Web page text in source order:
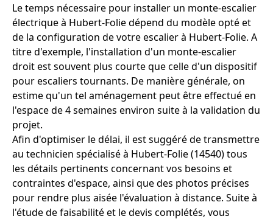
Le temps nécessaire pour installer un monte-escalier
électrique à Hubert-Folie dépend du modèle opté et
de la configuration de votre escalier à Hubert-Folie. A
titre d'exemple, l'installation d'un monte-escalier
droit est souvent plus courte que celle d'un dispositif
pour escaliers tournants. De manière générale, on
estime qu'un tel aménagement peut être effectué en
l'espace de 4 semaines environ suite à la validation du
projet.
Afin d'optimiser le délai, il est suggéré de transmettre
au technicien spécialisé à Hubert-Folie (14540) tous
les détails pertinents concernant vos besoins et
contraintes d'espace, ainsi que des photos précises
pour rendre plus aisée l'évaluation à distance. Suite à
l'étude de faisabilité et le devis complétés, vous